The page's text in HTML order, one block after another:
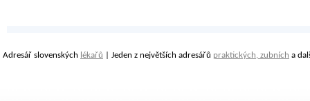
Adresář slovenských lékařů | Jeden z největších adresářů praktických, zubních a